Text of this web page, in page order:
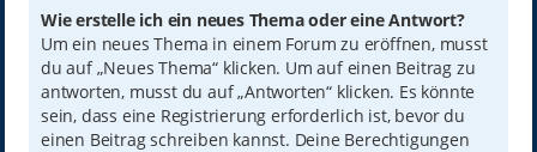
Wie erstelle ich ein neues Thema oder eine Antwort?
Um ein neues Thema in einem Forum zu eröffnen, musst
du auf „Neues Thema“ klicken. Um auf einen Beitrag zu
antworten, musst du auf „Antworten“ klicken. Es könnte
sein, dass eine Registrierung erforderlich ist, bevor du
einen Beitrag schreiben kannst. Deine Berechtigungen